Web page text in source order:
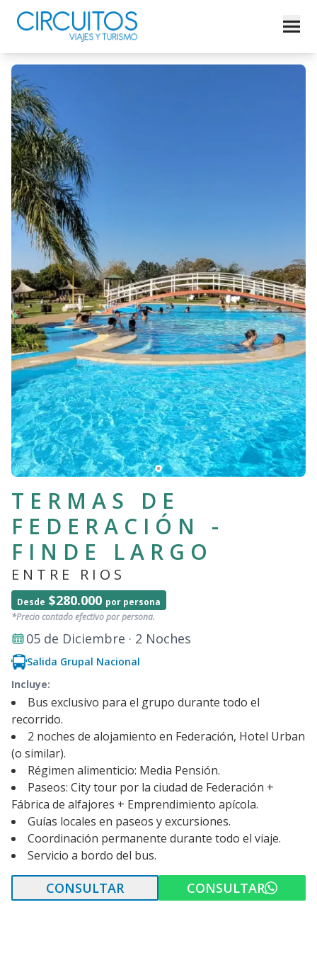
TERMAS DE
FEDERACIÓN -
FINDE LARGO
ENTRE RIOS
Desde $280.000 por persona
*Precio contado efectivo por persona.
05 de Diciembre · 2 Noches
Salida Grupal Nacional
Incluye:
Bus exclusivo para el grupo durante todo el
recorrido.
2 noches de alojamiento en Federación, Hotel Urban
(o similar).
Régimen alimenticio: Media Pensión.
Paseos: City tour por la ciudad de Federación +
Fábrica de alfajores + Emprendimiento apícola.
Guías locales en paseos y excursiones.
Coordinación permanente durante todo el viaje.
Servicio a bordo del bus.
CONSULTAR CONSULTAR